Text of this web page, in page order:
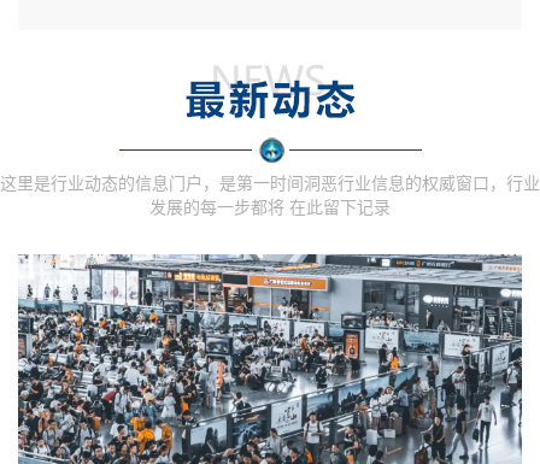
这里是行业动态的信息门户，是第一时间洞恶行业信息的权威窗口，行业
发展的每一步都将 在此留下记录